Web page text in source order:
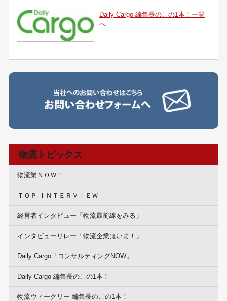
Daily Cargo 編集長のこの1本！一覧
へ
物流トピックス
物流業ＮＯＷ！
ＴＯＰ ＩＮＴＥＲＶＩＥＷ
経営者インタビュー「物流最前線をみる」
インタビューリレー「物流企業はいま！」
Daily Cargo「コンサルティングNOW」
Daily Cargo 編集長のこの1本！
物流ウィークリー 編集長のこの1本！